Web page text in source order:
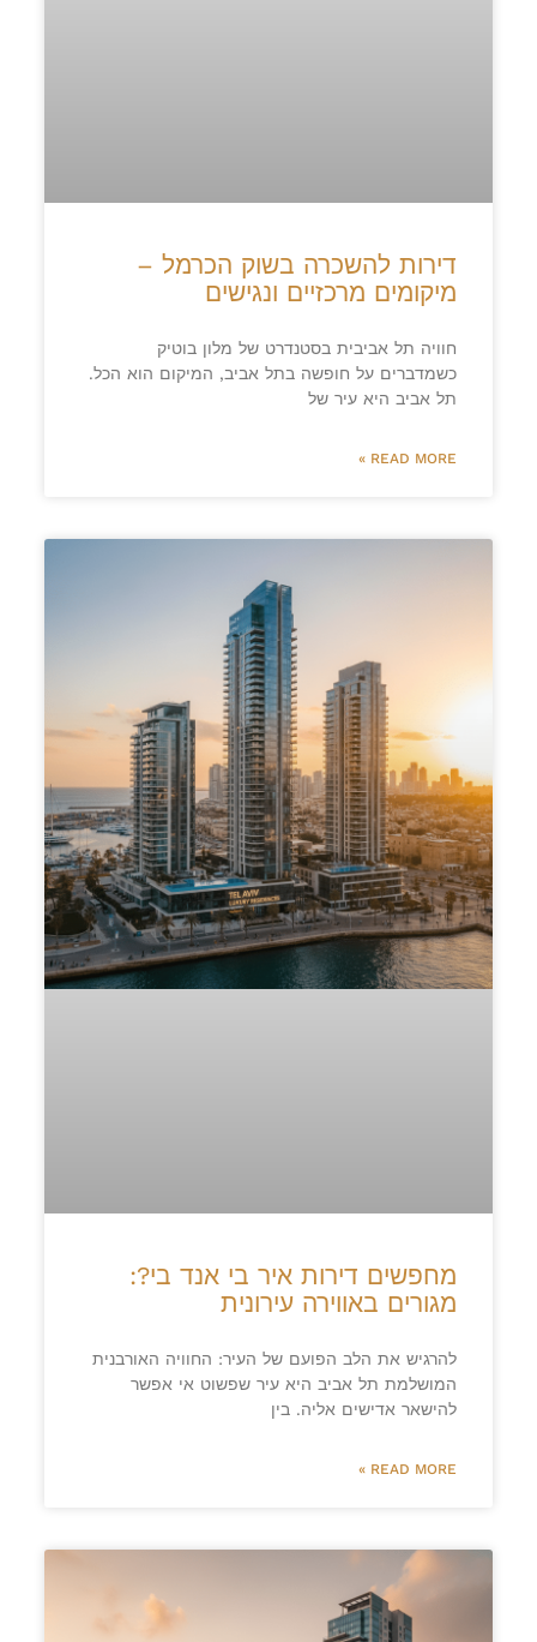
דירות להשכרה בשוק הכרמל –
מיקומים מרכזיים ונגישים
חוויה תל אביבית בסטנדרט של מלון בוטיק
כשמדברים על חופשה בתל אביב, המיקום הוא הכל.
תל אביב היא עיר של
READ MORE »
מחפשים דירות איר בי אנד בי?:
מגורים באווירה עירונית
להרגיש את הלב הפועם של העיר: החוויה האורבנית
המושלמת תל אביב היא עיר שפשוט אי אפשר
להישאר אדישים אליה. בין
READ MORE »